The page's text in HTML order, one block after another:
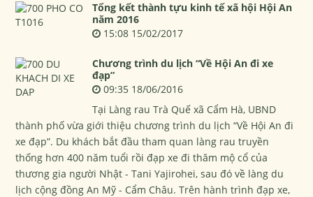
Tổng kết thành tựu kinh tế xã hội Hội An
năm 2016
15:08 15/02/2017
Chương trình du lịch “Về Hội An đi xe
đạp”
09:35 18/06/2016
Tại Làng rau Trà Quế xã Cẩm Hà, UBND
thành phố vừa giới thiệu chương trình du lịch “Về Hội An đi
xe đạp”. Du khách bắt đầu tham quan làng rau truyền
thống hơn 400 năm tuổi rồi đạp xe đi thăm mộ cổ của
thương gia người Nhật - Tani Yajirohei, sau đó về làng du
lịch cộng đồng An Mỹ - Cẩm Châu. Trên hành trình đạp xe,